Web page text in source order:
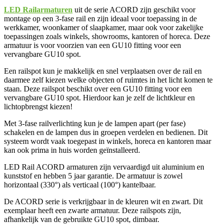
LED Railarmaturen uit de serie ACORD zijn geschikt voor
montage op een 3-fase rail en zijn ideaal voor toepassing in de
werkkamer, woonkamer of slaapkamer, maar ook voor zakelijke
toepassingen zoals winkels, showrooms, kantoren of horeca. Deze
armatuur is voor voorzien van een GU10 fitting voor een
vervangbare GU10 spot.
Een railspot kun je makkelijk en snel verplaatsen over de rail en
daarmee zelf kiezen welke objecten of ruimtes in het licht komen te
staan. Deze railspot beschikt over een GU10 fitting voor een
vervangbare GU10 spot. Hierdoor kan je zelf de lichtkleur en
lichtopbrengst kiezen!
Met 3-fase railverlichting kun je de lampen apart (per fase)
schakelen en de lampen dus in groepen verdelen en bedienen. Dit
systeem wordt vaak toegepast in winkels, horeca en kantoren maar
kan ook prima in huis worden geïnstalleerd.
LED Rail ACORD armaturen zijn vervaardigd uit aluminium en
kunststof en hebben 5 jaar garantie. De armatuur is zowel
horizontaal (330°) als verticaal (100°) kantelbaar.
De ACORD serie is verkrijgbaar in de kleuren wit en zwart. Dit
exemplaar heeft een zwarte armatuur. Deze railspots zijn,
afhankelijk van de gebruikte GU10 spot, dimbaar.